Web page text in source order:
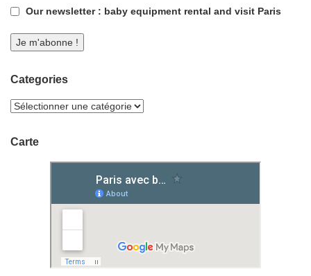
Our newsletter : baby equipment rental and visit Paris
Categories
Carte